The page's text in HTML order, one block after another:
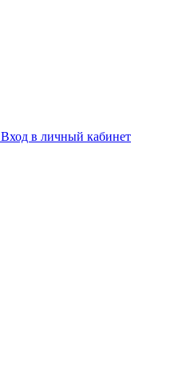
Вход в личный кабинет